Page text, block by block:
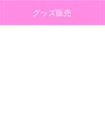
グッズ販売